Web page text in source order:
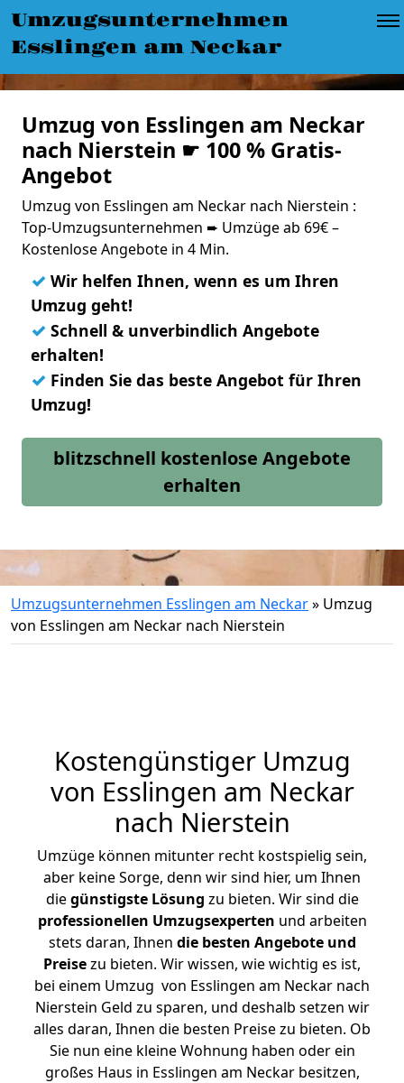
Umzugsunternehmen
Esslingen am Neckar
Umzug von Esslingen am Neckar
nach Nierstein ☛ 100 % Gratis-
Angebot
Umzug von Esslingen am Neckar nach Nierstein :
Top-Umzugsunternehmen ➨ Umzüge ab 69€ –
Kostenlose Angebote in 4 Min.
✓ Wir helfen Ihnen, wenn es um Ihren
Umzug geht!
✓ Schnell & unverbindlich Angebote
erhalten!
✓ Finden Sie das beste Angebot für Ihren
Umzug!
blitzschnell kostenlose Angebote
erhalten
Umzugsunternehmen Esslingen am Neckar» Umzug
von Esslingen am Neckar nach Nierstein
Kostengünstiger Umzug
von Esslingen am Neckar
nach Nierstein
Umzüge können mitunter recht kostspielig sein,
aber keine Sorge, denn wir sind hier, um Ihnen
diegünstigste Lösung zu bieten. Wir sind die
professionellen Umzugsexperten und arbeiten
stets daran, Ihnen die besten Angebote und
Preisezu bieten. Wir wissen, wie wichtig es ist,
bei einem Umzug von Esslingen am Neckar nach
Nierstein Geld zu sparen, und deshalb setzen wir
alles daran, Ihnen die besten Preise zu bieten. Ob
Sie nun eine kleine Wohnung haben oder ein
großes Haus in Esslingen am Neckar besitzen,